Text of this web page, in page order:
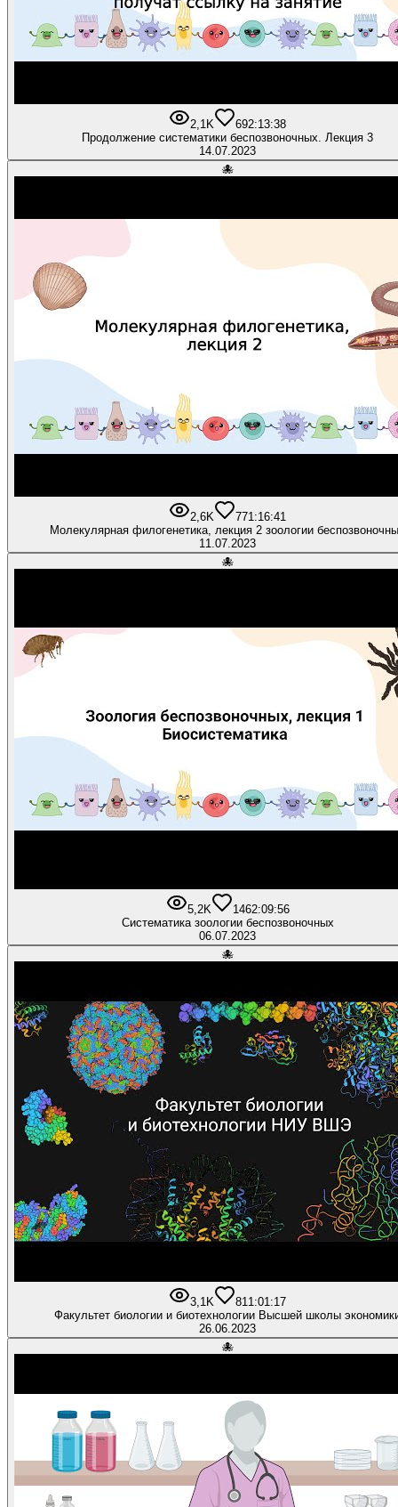
2,1K 692:13:38
Продолжение систематики беспозвоночных. Лекция 3
14.07.2023
🐙
2,6K 771:16:41
Молекулярная филогенетика, лекция 2 зоологии
11.07.2023
🐙
5,2K 1462:09:56
Систематика зоологии беспозвоночных
06.07.2023
🐙
3,1K 81 1:01:17
Факультет биологии и биотехнологии Высшей школы
26.06.2023
🐙